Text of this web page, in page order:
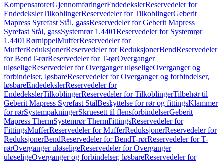
KompensatorerGjennomføringerEndedekslerReservedeler for
EndedekslerTilkoblingerReservedeler for TilkoblingerGeberit
Mapress Syrefast Stål, gassReservedeler for Geberit Mapress
Syrefast Stål, gassSystemrør 1.4401Reservedeler for Systemrør
1.4401RørnippelMufferReservedeler for
MufferReduksjonerReservedeler for ReduksjonerBendReservedeler
for BendT-rørReservedeler for T-rørOverganger
uløseligeReservedeler for Overganger uløseligeOverganger og
forbindelser, løsbareReservedeler for Overganger og forbindelser,
løsbareEndedekslerReservedeler for
EndedekslerTilkoblingerReservedeler for TilkoblingerTilbehør til
Geberit Mapress Syrefast StålBeskyttelse for rør og fittingsKlammer
for rørSystempakningerSkruesett til flensforbindelserGeberit
Mapress ThermSystemrør ThermFittingsReservedeler for
FittingsMufferReservedeler for MufferReduksjonerReservedeler for
ReduksjonerBendReservedeler for BendT-rørReservedeler for T-
rørOverganger uløseligeReservedeler for Overganger
uløseligeOverganger og forbindelser, løsbareReservedeler for